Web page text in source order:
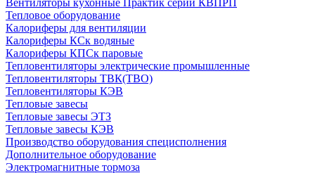
Вентиляторы кухонные Практик серии КВПРП
Тепловое оборудование
Калориферы для вентиляции
Калориферы КСк водяные
Калориферы КПСк паровые
Тепловентиляторы электрические промышленные
Тепловентиляторы ТВК(ТВО)
Тепловентиляторы КЭВ
Тепловые завесы
Тепловые завесы ЭТЗ
Тепловые завесы КЭВ
Производство оборудования специсполнения
Дополнительное оборудование
Электромагнитные тормоза